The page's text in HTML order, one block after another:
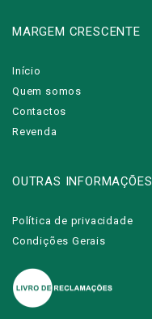
MARGEM CRESCENTE
Início
Quem somos
Contactos
Revenda
OUTRAS INFORMAÇÕES
Política de privacidade
Condições Gerais